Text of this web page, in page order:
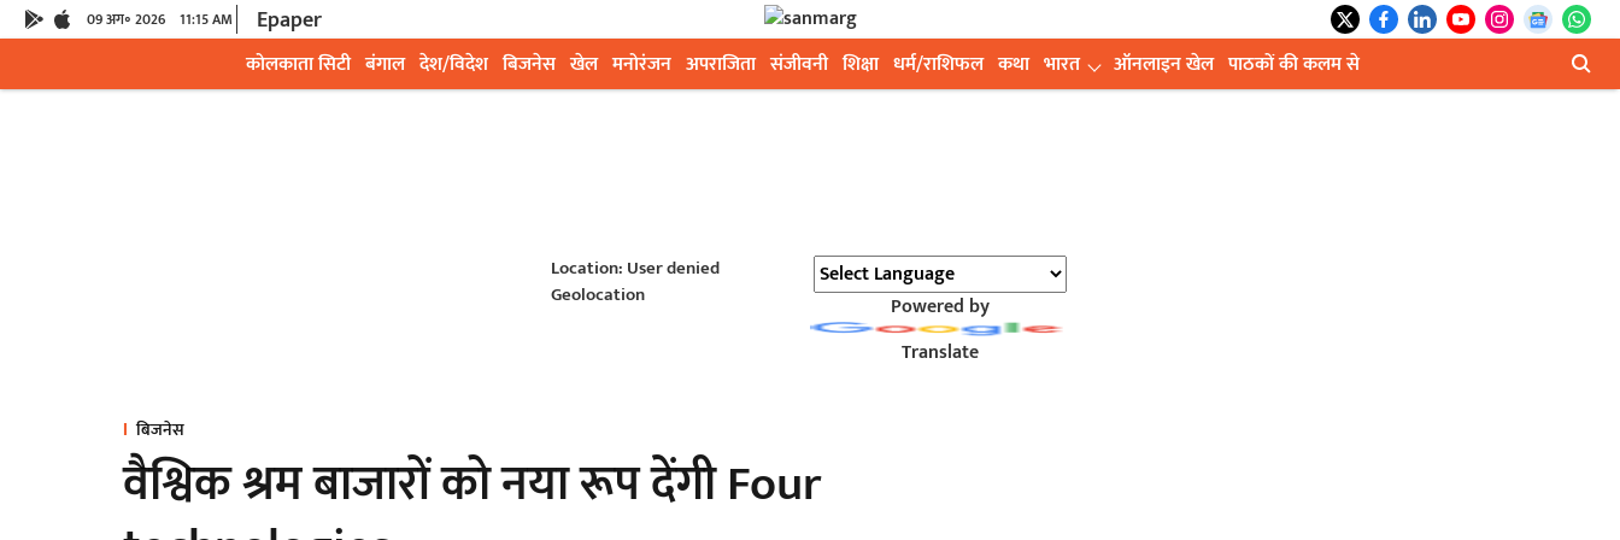
09 अग॰ 2026 11:15 AM Epaper
कोलकाता सिटी बंगाल देश/विदेश बिजनेस खेल मनोरंजन अपराजिता संजीवनी शिक्षा धर्म/राशिफल कथा भारत ऑनलाइन खेल पाठकों की कलम से
Location: User denied
Geolocation
Powered by
Translate
बिजनेस
वैश्विक श्रम बाजारों को नया रूप देंगी Four